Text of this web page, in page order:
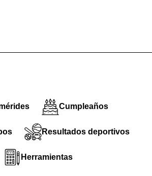
Cumpleaños
Resultados deportivos
Herramientas